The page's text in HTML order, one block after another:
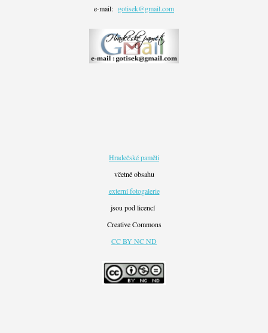
e-mail: gotisek@gmail.com
Hradečské paměti
včetně obsahu
externí fotogalerie
jsou pod licencí
Creative Commons
CC BY NC ND